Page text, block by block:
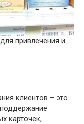
клиентов – это
карточек,